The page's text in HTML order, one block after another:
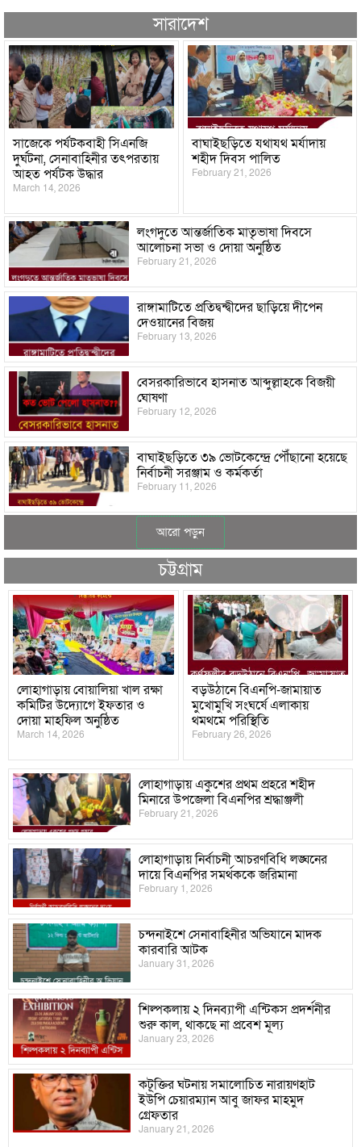
সারাদেশ
সাজেকে পর্যটকবাহী সিএনজি
দুর্ঘটনা, সেনাবাহিনীর তৎপরতায়
আহত পর্যটক উদ্ধার ‎
March 14, 2026
বাঘাইছড়িতে যথাযথ মর্যাদায়
শহীদ দিবস পালিত
February 21, 2026
লংগদুতে আন্তর্জাতিক মাতৃভাষা দিবসে
আলোচনা সভা ও দোয়া অনুষ্ঠিত
February 21, 2026
রাঙ্গামাটিতে প্রতিদ্বন্দ্বীদের ছাড়িয়ে দীপেন
দেওয়ানের বিজয়
February 13, 2026
বেসরকারিভাবে হাসনাত আব্দুল্লাহকে বিজয়ী
ঘোষণা
February 12, 2026
বাঘাইছড়িতে ৩৯ ভোটকেন্দ্রে পৌঁছানো হয়েছে
নির্বাচনী সরঞ্জাম ও কর্মকর্তা
February 11, 2026
আরো পড়ুন
চট্টগ্রাম
লোহাগাড়ায় বোয়ালিয়া খাল রক্ষা
কমিটির উদ্যোগে ইফতার ও
দোয়া মাহফিল অনুষ্ঠিত
March 14, 2026
বড়উঠানে বিএনপি-জামায়াত
মুখোমুখি সংঘর্ষে এলাকায়
থমথমে পরিস্থিতি
February 26, 2026
লোহাগাড়ায় একুশের প্রথম প্রহরে শহীদ
মিনারে উপজেলা বিএনপির শ্রদ্ধাঞ্জলী
February 21, 2026
লোহাগাড়ায় নির্বাচনী আচরণবিধি লঙ্ঘনের
দায়ে বিএনপির সমর্থককে জরিমানা
February 1, 2026
চন্দনাইশে সেনাবাহিনীর অভিযানে মাদক
কারবারি আটক
January 31, 2026
শিল্পকলায় ২ দিনব্যাপী এন্টিকস প্রদর্শনীর
শুরু কাল, থাকছে না প্রবেশ মূল্য
January 23, 2026
কটূক্তির ঘটনায় সমালোচিত নারায়ণহাট
ইউপি চেয়ারম্যান আবু জাফর মাহমুদ
গ্রেফতার
January 21, 2026